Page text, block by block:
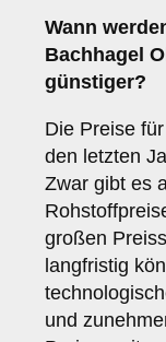
Wann
Bachhagel
günstiger?
Die Preise
den letzten
Zwar gibt es
großen
langfristig
und